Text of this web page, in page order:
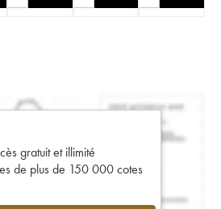
gratuit et illimité
de plus de 150 000 cotes